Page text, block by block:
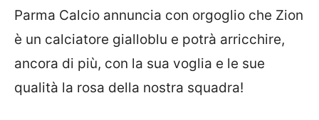
Parma Calcio annuncia con orgoglio che Zion
è un calciatore gialloblu e potrà arricchire,
ancora di più, con la sua voglia e le sue
qualità la rosa della nostra squadra!